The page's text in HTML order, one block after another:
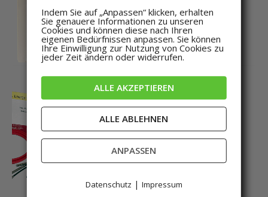
Lufttemperatursensor-
innen
66,64€inkl. MwSt
Pakete
Monitoring Paket
Wartungsmanagement
790,16€inkl. MwSt
Indem Sie auf „Anpassen“ klicken, erhalten
Sie genauere Informationen zu unseren
Cookies und können diese nach Ihren
eigenen Bedürfnissen anpassen. Sie können
Ihre Einwilligung zur Nutzung von Cookies zu
jeder Zeit ändern oder widerrufen.
ALLE AKZEPTIEREN
ALLE ABLEHNEN
ANPASSEN
Datenschutz | Impressum